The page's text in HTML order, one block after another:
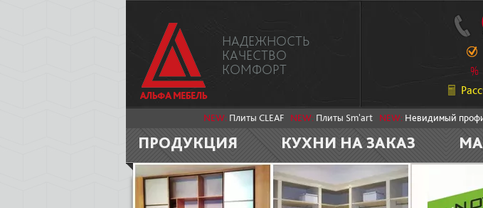
НАДЕЖНОСТЬ
КАЧЕСТВО
КОМФОРТ
NEW: Плиты CLEAF NEW: Плиты Sm'art NEW: Невидимый
ПРОДУКЦИЯ КУХНИ НА ЗАКАЗ